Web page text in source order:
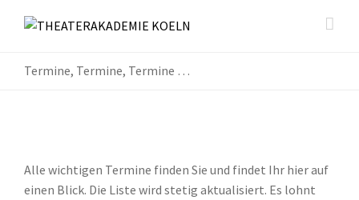
Termine, Termine, Termine …
Alle wichtigen Termine finden Sie und findet Ihr hier auf
einen Blick. Die Liste wird stetig aktualisiert. Es lohnt